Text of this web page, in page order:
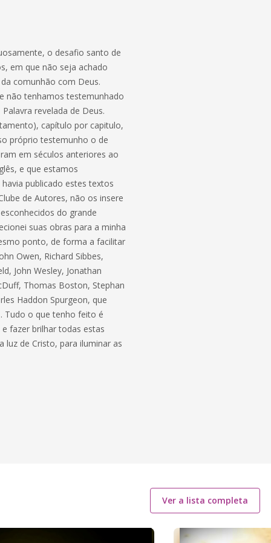
o desafio santo de
em que não seja achado
comunhão com Deus.
não tenhamos testemunhado
revelada de Deus.
capítulo por capitulo,
próprio testemunho o de
em séculos anteriores ao
e que estamos
publicado estes textos
de Autores, não os insere
do grande
suas obras para a minha
ponto, de forma a facilitar
Owen, Richard Sibbes,
John Wesley, Jonathan
Thomas Boston, Stephan
Haddon Spurgeon, que
Tudo o que tenho feito é
fazer brilhar todas estas
luz de Cristo, para iluminar as
Ver a lista completa